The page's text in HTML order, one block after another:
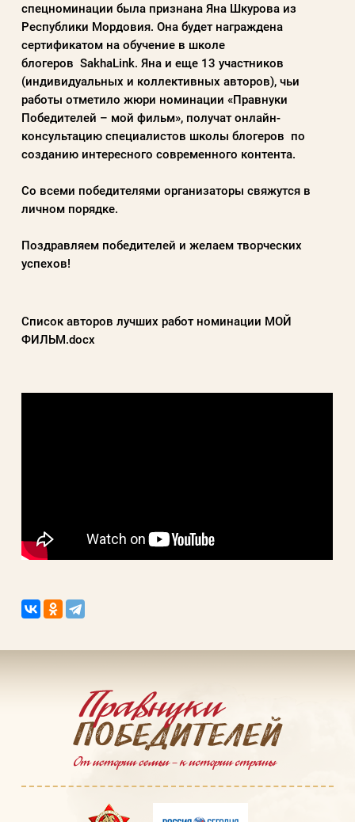
Регистрация Забыли пароль?
спецноминации была признана Яна Шкурова из
Республики Мордовия. Она будет награждена
сертификатом на обучение в школе
блогеров SakhaLink. Яна и еще 13 участников
(индивидуальных и коллективных авторов), чьи
работы отметило жюри номинации «Правнуки
Победителей – мой фильм», получат онлайн-
консультацию специалистов школы блогеров по
созданию интересного современного контента.
Со всеми победителями организаторы свяжутся в
личном порядке.
Поздравляем победителей и желаем творческих
успехов!
Список авторов лучших работ номинации МОЙ
ФИЛЬМ.docx